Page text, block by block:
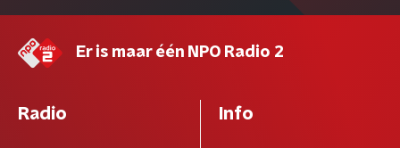
Er is maar één NPO Radio 2
Radio Info